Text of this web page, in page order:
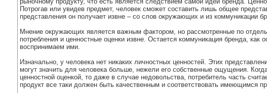
Потрогав или увидев предмет, человек сможет составить лишь общее
представления он получает извне – со слов окружающих и из коммуникации
Мнение окружающих является важным фактором, но рассмотренные по
потребления и ценностные оценки извне. Остается коммуникация бренда,
воспринимаем ими.
Изначально, у человека нет никаких личностных ценностей. Этих
могут значить для человека больше, нежели его собственные ощущения.
ценностной оценкой, то даже в случае недовольства, потребитель часть
продукт все таки должен быть качественным и соответствовать имеющимся